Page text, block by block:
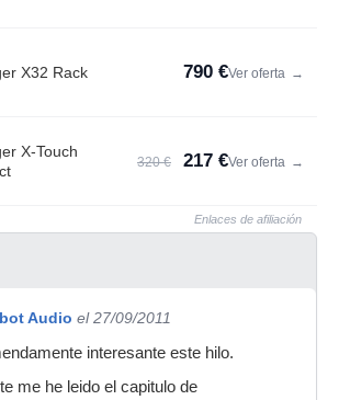
X32 Rack 790 €Ver oferta →
X-Touch
320 € 217 €Ver oferta →
Enlaces de afiliación
Audio el 27/09/2011
interesante este hilo.
me he leido el capitulo de